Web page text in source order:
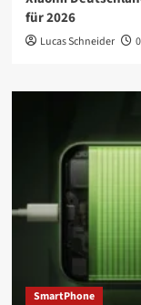
für 2026
Lucas Schneider
SmartPhone